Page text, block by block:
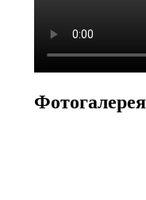
Фотогалерея